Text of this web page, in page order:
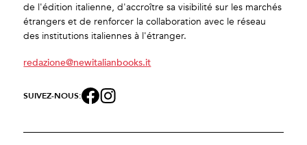
de l'édition italienne, d'accroître sa visibilité sur les marchés
étrangers et de renforcer la collaboration avec le réseau
des institutions italiennes à l'étranger.
redazione@newitalianbooks.it
SUIVEZ-NOUS: